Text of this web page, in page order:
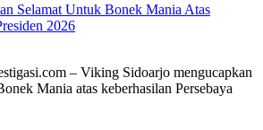
Selamat Untuk Bonek Mania Atas
2026
– Viking Sidoarjo mengucapkan
Mania atas keberhasilan Persebaya